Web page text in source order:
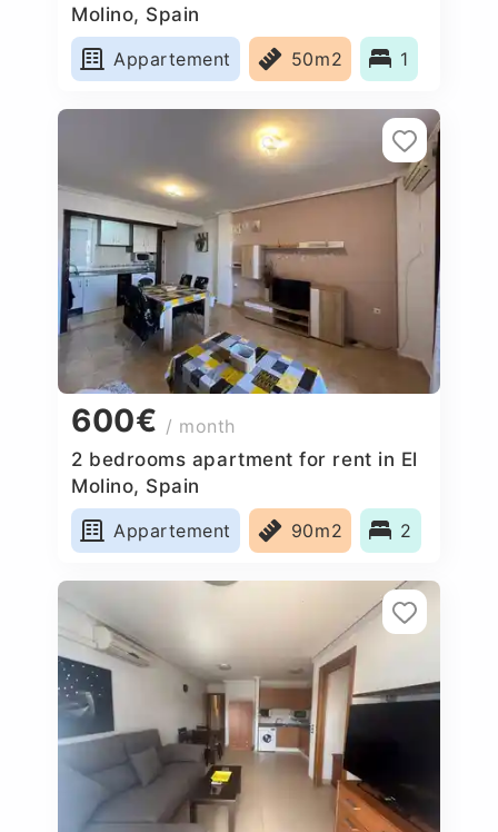
Molino, Spain
Appartement
50m2 1
600€ / month
2 bedrooms apartment for rent in El
Molino, Spain
Appartement
90m2 2